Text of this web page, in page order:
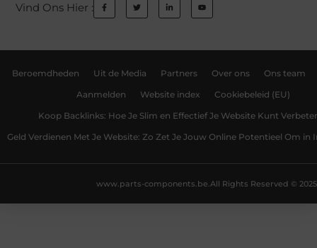
Vind Ons Hier :
Beroemdheden Uit de Media Partners Over ons Ons team
Aanmelden Website index Cookiebeleid (EU)
Koop Backlinks: Hoe Je Slim en Effectief Je Website Kunt
Geld Verdienen Met Je Website: Zo Zet Je Jouw Online Potentieel Om in
All Rights Reserved © 2025
www.parts-components.be.